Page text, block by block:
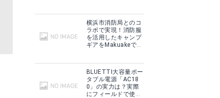
横浜市消防局とのコ
ラボで実現！消防服
を活用したキャンプ
ギアをMakuakeで予
BLUETTI大容量ポー
タブル電源「AC18
0」の実力は？実際
にフィールドで使用